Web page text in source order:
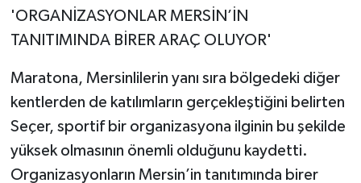
'ORGANİZASYONLAR MERSİN’İN
TANITIMINDA BİRER ARAÇ OLUYOR'
Maratona, Mersinlilerin yanı sıra bölgedeki diğer
kentlerden de katılımların gerçekleştiğini belirten
Seçer, sportif bir organizasyona ilginin bu şekilde
yüksek olmasının önemli olduğunu kaydetti.
Organizasyonların Mersin’in tanıtımında birer